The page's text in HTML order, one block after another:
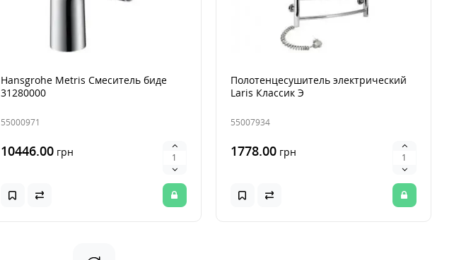
Hansgrohe Metris Смеситель биде
31280000
55000971
10446.00грн
Полотенцесушитель электрический
Laris Классик Э
55007934
1778.00грн